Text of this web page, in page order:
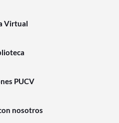
Virtual
PUCV
nosotros